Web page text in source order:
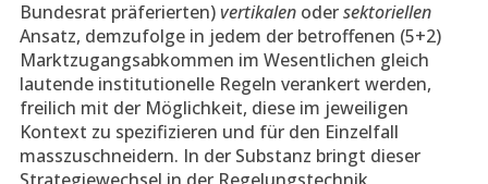
Bundesrat präferierten)vertikalenodersektoriellen
Ansatz, demzufolge in jedem der betroffenen (5+2)
Marktzugangsabkommen im Wesentlichen gleich
lautende institutionelle Regeln verankert werden,
freilich mit der Möglichkeit, diese im jeweiligen
Kontext zu spezifizieren und für den Einzelfall
masszuschneidern. In der Substanz bringt dieser